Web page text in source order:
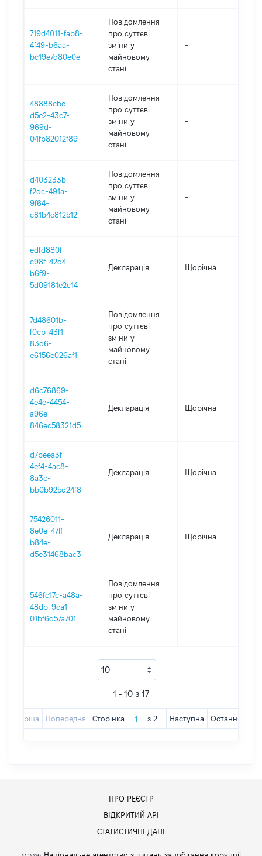
719d4011-fab8-
4f49-b6aa-
bc19e7d80e0e
Повідомлення
про суттєві
зміни y
майновому
стані
-
48888cbd-
d5e2-43c7-
969d-
04fb82012f89
Повідомлення
про суттєві
зміни y
майновому
стані
-
d403233b-
f2dc-491a-
9f64-
c81b4c812512
Повідомлення
про суттєві
зміни y
майновому
стані
-
edfd880f-
c98f-42d4-
b6f9-
5d09181e2c14
Декларація Щорічна
7d48601b-
f0cb-43f1-
83d6-
e6156e026af1
Повідомлення
про суттєві
зміни y
майновому
стані
-
d6c76869-
4e4e-4454-
a96e-
846ec58321d5
Декларація Щорічна
d7beea3f-
4ef4-4ac8-
8a3c-
bb0b925d24f8
Декларація Щорічна
75426011-
8e0e-47ff-
b84e-
d5e31468bac3
Декларація Щорічна
546fc17c-a48a-
48db-9ca1-
01bf6d57a701
Повідомлення
про суттєві
зміни y
майновому
стані
-
1 - 10 з 17
Перша Попередня Сторінка з 2 Наступна Остання
ПРО РЕЄСТР
ВІДКРИТИЙ АРІ
СТАТИСТИЧНІ ДАНІ